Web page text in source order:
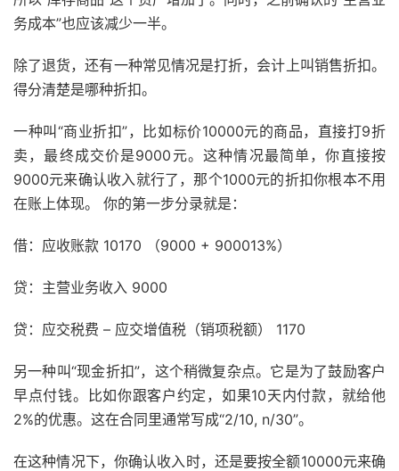
务成本”也应该减少一半。
除了退货，还有一种常见情况是打折，会计上叫销售折扣。
得分清楚是哪种折扣。
一种叫“商业折扣”，比如标价10000元的商品，直接打9折
卖，最终成交价是9000元。这种情况最简单，你直接按
9000元来确认收入就行了，那个1000元的折扣你根本不用
在账上体现。 你的第一步分录就是：
借：应收账款 10170 （9000 + 900013%）
贷：主营业务收入 9000
贷：应交税费 – 应交增值税（销项税额） 1170
另一种叫“现金折扣”，这个稍微复杂点。它是为了鼓励客户
早点付钱。比如你跟客户约定，如果10天内付款，就给他
2%的优惠。这在合同里通常写成“2/10, n/30”。
在这种情况下，你确认收入时，还是要按全额10000元来确